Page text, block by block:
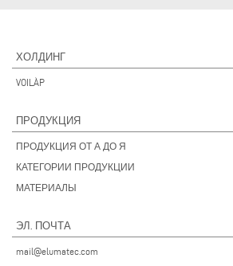
ХОЛДИНГ
VOILÀP
ПРОДУКЦИЯ
ПРОДУКЦИЯ ОТ А ДО Я
КАТЕГОРИИ ПРОДУКЦИИ
МАТЕРИАЛЫ
ЭЛ. ПОЧТА
mail@elumatec.com